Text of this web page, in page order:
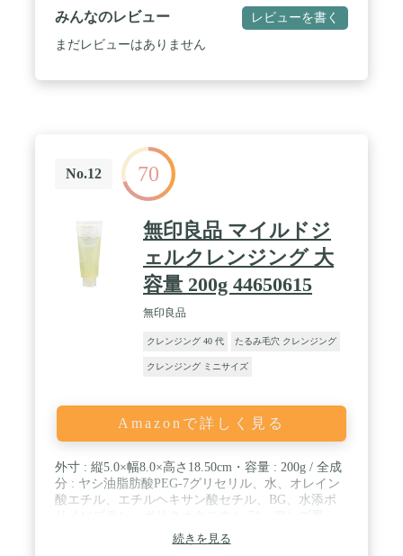
OK（※2）の化粧落とし。 / 【2種の炭（※3）を配
合】DUO独自の「ブラックパウダー」×「活性炭」
が毛穴に詰まった汚れと余分な皮脂や汚れをしっか
キメ引き締め、ハリケア、うるおい、ブライトケア
（※6）などに。 / 【肌に優しい無添加設計】パラ
ベン、鉱物油、合成香料、合成着色料、アルコール
は使用しておりません。思春期から大人、メンズに
も使えるユニセックスタイプで、‎シトラス精油の香
り。 / ※１汚れによる、※2一般的なシアノアクリ
レート系グルーの場合、※3炭(吸着成分) 、※4ア
スペルギルス／コメ発酵エキス、乳酸桿菌／セイヨ
ウナシ果汁発酵液、サッカロミセス／オオムギ種子
発酵エキス、乳酸桿菌／ハス種子発酵液、グルコノ
バクター／ハチミツ発酵液、乳酸桿菌／ブドウ果汁
ャ葉発酵液など(保湿成分)、※6うるおいによる
みんなのレビュー レビューを書く
まだレビューはありません
No.12 70
無印良品 マイルドジ
ェルクレンジング 大
容量 200g 44650615
無印良品
クレンジング 40 代 たるみ毛穴 クレンジング
クレンジング ミニサイズ
Amazonで詳しく見る
外寸 : 縦5.0×幅8.0×高さ18.50cm・容量 : 200g / 全成
分 : ヤシ油脂肪酸PEG-7グリセリル、水、オレイン
酸エチル、エチルヘキサン酸セチル、BG、水添ポ
汁、モモ葉エキス、ヒアルロン酸Na、グリセリン、
グリコシルトレハロース、加水分解水添デンプン、
続きを見る